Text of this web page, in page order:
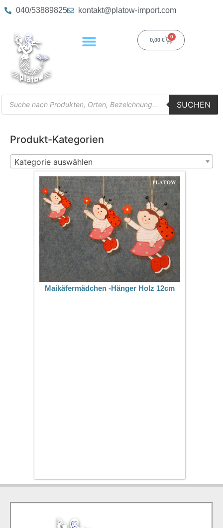
040/53889825 kontakt@platow-import.com
0,00 €
0
SUCHEN
Produkt-Kategorien
Kategorie auswählen
Maikäfermädchen -Hänger Holz 12cm